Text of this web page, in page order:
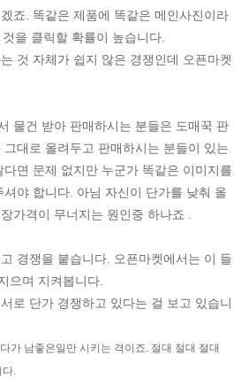
죠. 똑같은 제품에 똑같은 메인사진이라
을 클릭할 확률이 높습니다.
것 자체가 쉽지 않은 경쟁인데 오픈마켓
물건 받아 판매하시는 분들은 도매꾹 판
대로 올려두고 판매하시는 분들이 있는
면 문제 없지만 누군가 똑같은 이미지를
야 합니다. 아님 자신이 단가를 낮춰 올
가격이 무너지는 원인중 하나죠 .
경쟁을 붙습니다. 오픈마켓에서는 이 들
으며 지켜봅니다.
로 단가 경쟁하고 있다는 걸 보고 있습니
가 남좋은일만 시키는 격이죠. 절대 절대 절대
다.